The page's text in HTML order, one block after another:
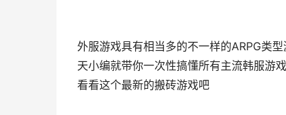
外服游戏具有相当多的不一样的ARPG类
天小编就带你一次性搞懂所有主流韩服游
看看这个最新的搬砖游戏吧